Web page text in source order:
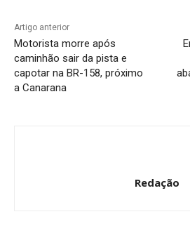
Artigo anterior
Motorista morre após
caminhão sair da pista e
capotar na BR-158, próximo
a Canarana
Redação